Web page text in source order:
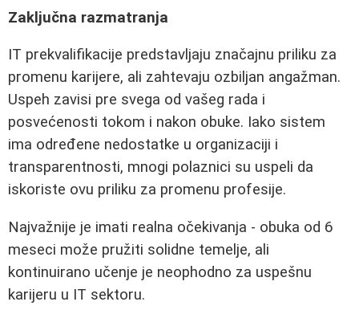
Zaključna razmatranja
IT prekvalifikacije predstavljaju značajnu priliku za
promenu karijere, ali zahtevaju ozbiljan angažman.
Uspeh zavisi pre svega od vašeg rada i
posvećenosti tokom i nakon obuke. Iako sistem
ima određene nedostatke u organizaciji i
transparentnosti, mnogi polaznici su uspeli da
iskoriste ovu priliku za promenu profesije.
Najvažnije je imati realna očekivanja - obuka od 6
meseci može pružiti solidne temelje, ali
kontinuirano učenje je neophodno za uspešnu
karijeru u IT sektoru.